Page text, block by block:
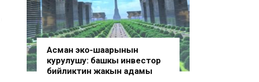
Асман эко-шаарынын
курулушу: башкы инвестор
бийликтин жакын адамы